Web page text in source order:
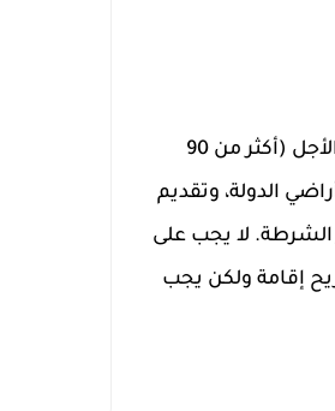
في غضون 8 (ثمانية) أيام عمل من الدخول إلى إيطاليا وفي حالة الإقامات الطويلة الأجل (أكثر من 90
الدولة، وتقديم
الشرطة. لا يجب على
للحصول على تصريح إقامة ولكن يجب